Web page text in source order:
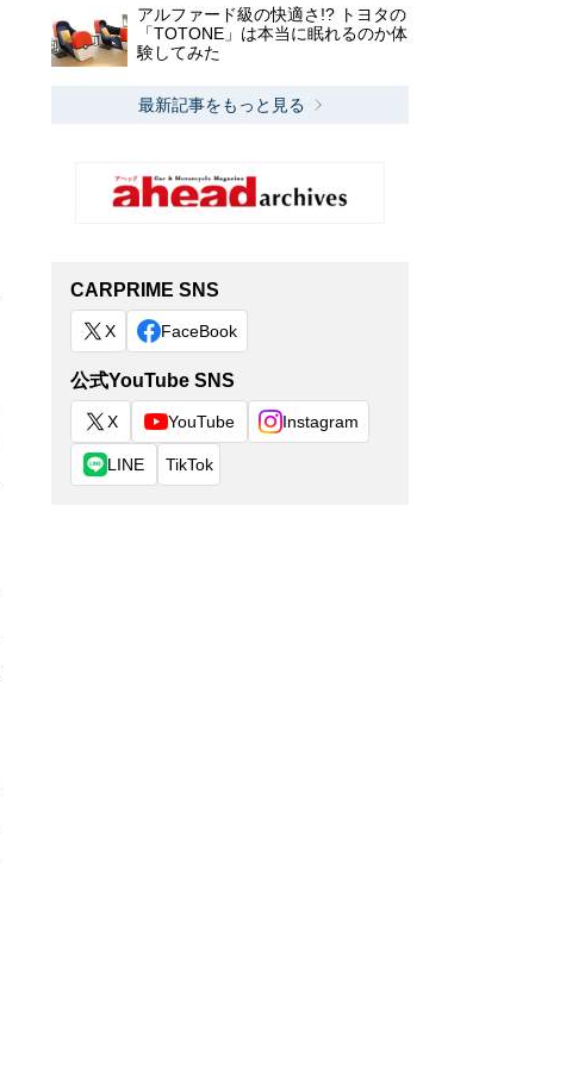
アルファード級の快適さ!? トヨタの
「TOTONE」は本当に眠れるのか体
験してみた
最新記事をもっと見る
CARPRIME SNS
X FaceBook
公式YouTube SNS
X YouTube Instagram
LINE TikTok